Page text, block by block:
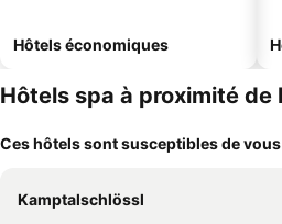
Hôtels économiques
Hôtels spa à proximité de
Ces hôtels sont susceptibles de
Kamptalschlössl